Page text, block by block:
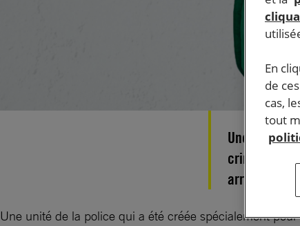
Une unité
criminalité
arracher
Une unité de la police qui a été créée spécialement
En
de
cas,
tout